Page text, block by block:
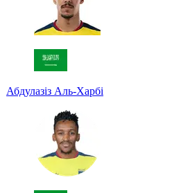
Абдулазіз Аль-Харбі